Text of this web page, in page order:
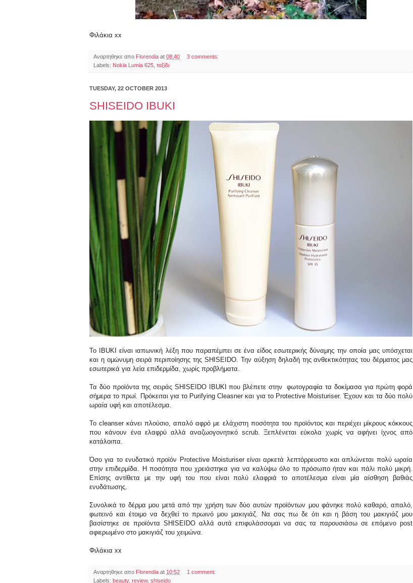
Φιλάκια xx
Αναρτηθηκε απο Florendia at 08:40
3 comments:
Labels: Nokia Lumia 625 ταξίδι
TUESDAY, 22 OCTOBER 2013
SHISEIDO IBUKI
Το IBUKI είναι ιαπωνική λέξη που παραπέμπει σε ένα είδος εσωτερικής δύναμης την οποία μας υπόσχεται
και η ομώνυμη σειρά περιποίησης της SHISEIDO. Την αύξηση δηλαδή της ανθεκτικότητας του δέρματος μας
εσωτερικά για λεία επιδερμίδα, χωρίς προβλήματα.
Τα δύο προϊόντα της σειράς SHISEIDO ΙBUKI που βλέπετε στην φωτογραφία τα δοκίμασα για πρώτη φορά
σήμερα το πρωί. Πρόκειται για το Purifying Cleasner και για το Protective Moisturiser. Έχουν και τα δύο πολύ
ωραία υφή και αποτέλεσμα.
Το cleanser κάνει πλούσιο, απαλό αφρό με ελάχιστη ποσότητα του προϊόντος και περιέχει μίκρους κόκκους
που κάνουν ένα ελαφρύ αλλά αναζωογονητικό scrub. Ξεπλένεται εύκολα χωρίς να αφήνει ίχνος από
κατάλοιπα.
Όσο για το ενυδατικό προϊόν Protective Moisturiser είναι αρκετά λεπτόρρευστο και απλώνεται πολύ ωραία
στην επιδερμίδα. Η ποσότητα που χρειάστηκα για να καλύψω όλο το πρόσωπο ήταν και πάλι πολύ μικρή.
Επίσης αντίθετα με την υφή του που είναι πολύ ελαφριά το αποτέλεσμα είναι μία αίσθηση βαθιάς
ενυδάτωσης.
Συνολικά το δέρμα μου μετά από την χρήση των δύο αυτών προϊόντων μου φάνηκε πολύ καθαρό, απαλό,
φωτεινό και έτοιμο να δεχθεί το πρωινό μου μακιγιάζ. Να σας πω δε ότι και η βάση του μακιγιάζ μου
βασίστηκε σε προϊόντα SHISEIDO αλλά αυτά επιφυλάσσομαι να σας τα παρουσιάσω σε επόμενο post
αφιερωμένο στο μακιγιάζ του χειμώνα.
Φιλάκια xx
Αναρτηθηκε απο Florendia at 10:52
1 comment:
Labels: beauty, review, shiseido